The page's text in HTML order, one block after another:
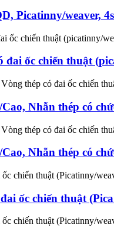
Picatinny/weaver,
đai ốc chiến thuật
Nhẫn thép có
Nhẫn thép có
ốc chiến thuật